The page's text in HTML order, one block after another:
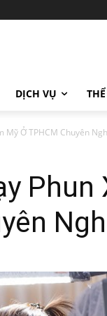
DỊCH VỤ
Mỹ Ở TPHCM Chuyên
Phun